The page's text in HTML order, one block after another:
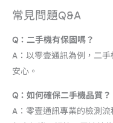
常見問題Q&A
Q：二手機有保固嗎？
A：以零壹通訊為例，二
安心。
Q：如何確保二手機品質？
A：零壹通訊專業的檢測